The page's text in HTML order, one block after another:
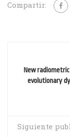
Compartir:
New
evolutionary
Siguiente